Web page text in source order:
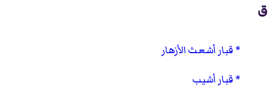
ق
قبار أشعث الأزهار
قبار أشيب